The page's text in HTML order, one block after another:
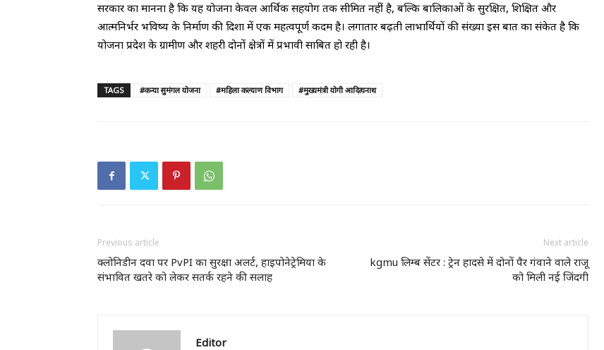
सरकार का मानना है कि यह योजना केवल आर्थिक सहयोग तक सीमित नहीं है, बल्कि बालिकाओं के सुरक्षित, शिक्षित और
आत्मनिर्भर भविष्य के निर्माण की दिशा में एक महत्वपूर्ण कदम है। लगातार बढ़ती लाभार्थियों की संख्या इस बात का संकेत है कि
योजना प्रदेश के ग्रामीण और शहरी दोनों क्षेत्रों में प्रभावी साबित हो रही है।
TAGS #कन्या सुमंगल योजना #महिला कल्याण विभाग #मुख्यमंत्री योगी आदित्यनाथ
Previous article
क्लोनिडीन दवा पर PvPI का सुरक्षा अलर्ट, हाइपोनेट्रेमिया के
संभावित खतरे को लेकर सतर्क रहने की सलाह
Next article
kgmu लिम्ब सेंटर : ट्रेन हादसे में दोनों पैर गंवाने वाले राजू
को मिली नई जिंदगी
Editor